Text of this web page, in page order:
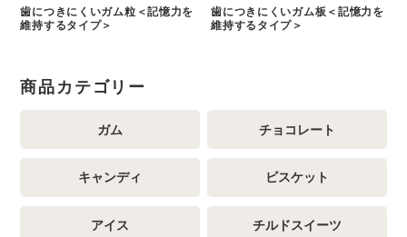
歯につきにくいガム粒＜記憶力を
維持するタイプ＞
歯につきにくいガム板＜記憶力を
維持するタイプ＞
商品カテゴリー
ガム チョコレート
キャンディ ビスケット
アイス チルドスイーツ